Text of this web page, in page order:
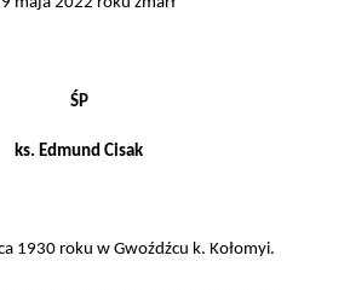
ŚP
ks. Edmund Cisak
1930 roku w Gwoźdźcu k. Kołomyi.